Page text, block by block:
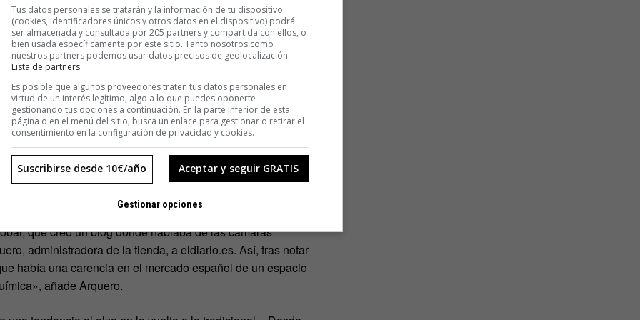
un mundo digital. Ejemplo es elfestival Revela-T, que cada
de la fotografía química.
del sector, sino también a usuarios que desean
vuelta de un mercado clásico que se creía muerto por los
camino nuevas tiendas especializadas
exclusivamente dedicado a apasionados de las
que creó un blog donde hablaba de las cámaras
administradora de la tienda, a eldiario.es. Así, tras notar
había una carencia en el mercado español de un espacio
añade Arquero.
Tus datos personales se tratarán y la información de tu dispositivo
(cookies, identificadores únicos y otros datos en el dispositivo) podrá
ser almacenada y consultada por 205 partners y compartida con ellos, o
bien usada específicamente por este sitio. Tanto nosotros como
nuestros partners podemos usar datos precisos de geolocalización.
Lista de partners.
Es posible que algunos proveedores traten tus datos personales en
virtud de un interés legítimo, algo a lo que puedes oponerte
gestionando tus opciones a continuación. En la parte inferior de esta
página o en el menú del sitio, busca un enlace para gestionar o retirar el
consentimiento en la configuración de privacidad y cookies.
Aceptar y seguir GRATIS
Suscribirse desde 10€/año
Gestionar opciones